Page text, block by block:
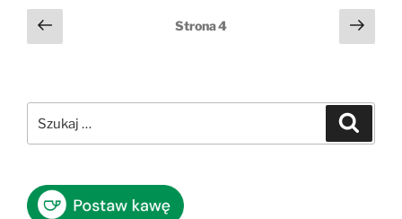
Stronicowanie
wpisów
Poprzednia
strona
Strona4